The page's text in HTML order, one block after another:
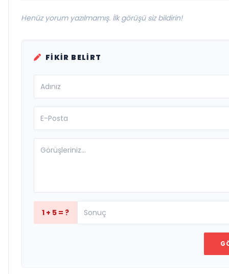
Henüz yorum yazılmamış. İlk görüşü siz bildirin!
FIKIR BELIRT
1 + 5 = ?